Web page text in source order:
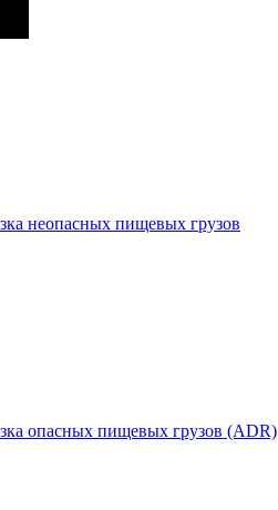
неопасных пищевых грузов
опасных пищевых грузов (ADR)